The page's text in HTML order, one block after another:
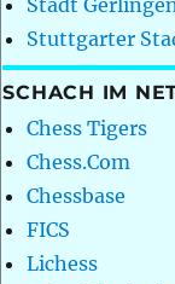
Stadt
Stuttgarter
SCHACH IM
Chess Tigers
Chess.Com
Chessbase
FICS
Lichess